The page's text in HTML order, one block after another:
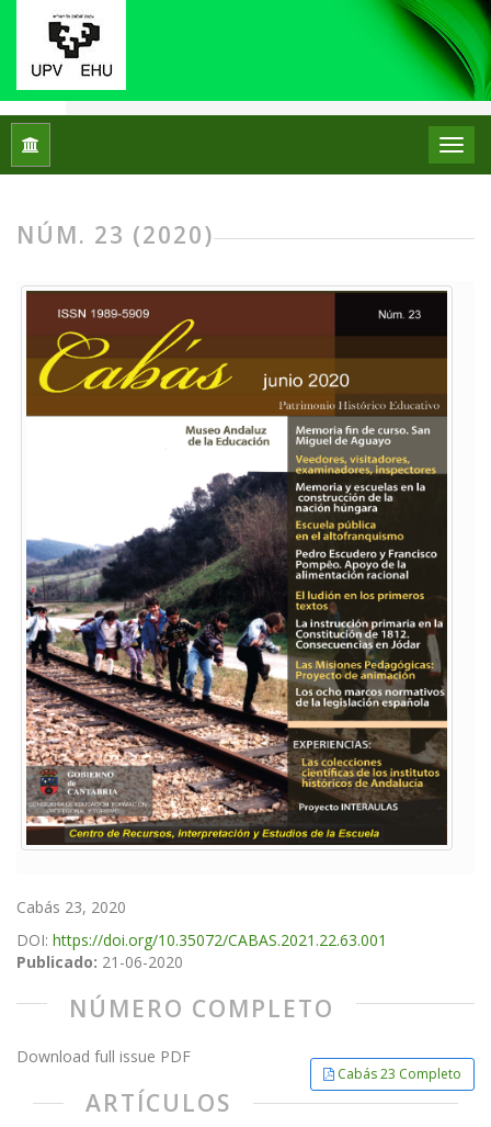
Inicio
NÚM. 23 (2020)
Cabás 23, 2020
DOI: https://doi.org/10.35072/CABAS.2021.22.63.001
Publicado: 21-06-2020
NÚMERO COMPLETO
Download full issue PDF
Cabás 23 Completo
ARTÍCULOS